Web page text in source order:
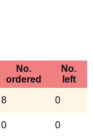
No.
ordered
No.
left
8
0
0
0